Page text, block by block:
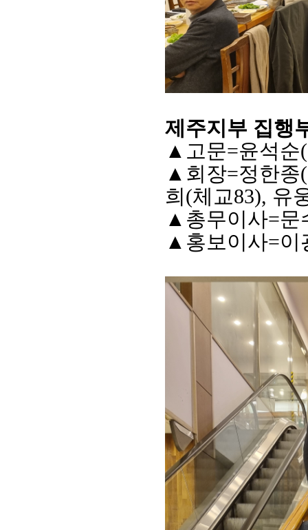
제주지부 집행
▲ 고문=윤석순(
▲ 회장=정한종(
희(체교83), 유
▲ 총무이사=문
▲ 홍보이사=이